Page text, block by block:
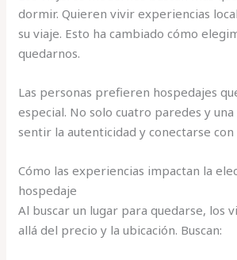
dormir. Quieren vivir experiencias
su viaje. Esto ha cambiado cómo
quedarnos.
Las personas prefieren hospedajes
especial. No solo cuatro paredes y una
sentir la autenticidad y conectarse con
Cómo las experiencias impactan la
hospedaje
Al buscar un lugar para quedarse, los
allá del precio y la ubicación. Buscan: